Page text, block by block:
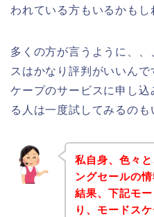
われている方もいるかもし
多くの方が言うように、
スはかなり評判がいいん
ケープのサービスに申し
る人は一度試してみるの
私自身、色々
ングセールの
結果、下記モ
り、モードス